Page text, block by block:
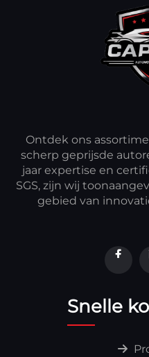
Ontdek ons
scherp geprijsde
jaar expertise en
SGS, zijn wij
gebied van
Snelle